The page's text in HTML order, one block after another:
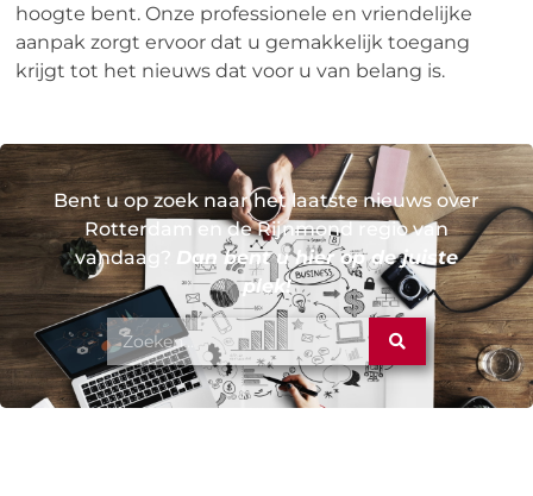
hoogte bent. Onze professionele en vriendelijke
aanpak zorgt ervoor dat u gemakkelijk toegang
krijgt tot het nieuws dat voor u van belang is.
Bent u op zoek naar het laatste nieuws over
Rotterdam en de Rijnmond regio van
vandaag?
Dan bent u hier op de juiste
plek!